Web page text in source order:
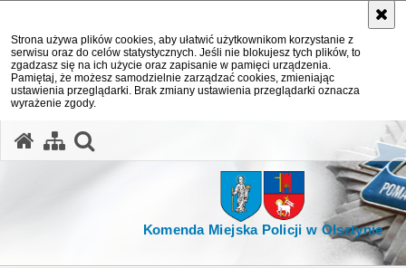
Strona używa plików cookies, aby ułatwić użytkownikom korzystanie z
serwisu oraz do celów statystycznych. Jeśli nie blokujesz tych plików, to
zgadzasz się na ich użycie oraz zapisanie w pamięci urządzenia.
Pamiętaj, że możesz samodzielnie zarządzać cookies, zmieniając
ustawienia przeglądarki. Brak zmiany ustawienia przeglądarki oznacza
wyrażenie zgody.
Komenda Miejska Policji w Olsztynie